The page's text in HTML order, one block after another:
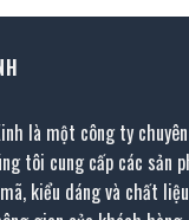
là một công ty
tôi cung cấp các sản
kiểu dáng và chất